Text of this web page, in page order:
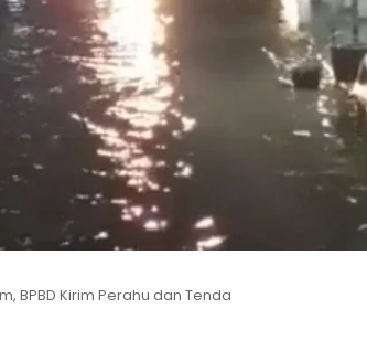
BPBD Kirim Perahu dan Tenda